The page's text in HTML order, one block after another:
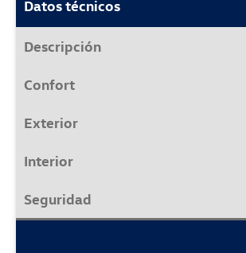
Datos técnicos
Descripción
Confort
Exterior
Interior
Seguridad